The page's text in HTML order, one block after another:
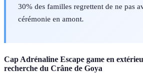
30% des familles regrettent de ne pas
cérémonie en amont.
Cap Adrénaline Escape game en
recherche du Crâne de Goya